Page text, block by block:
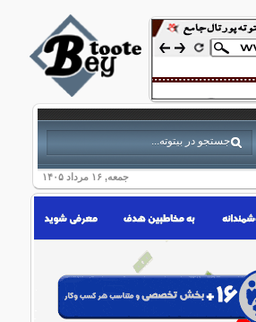
جمعه, ۱۶ مرداد ۱۴۰۵